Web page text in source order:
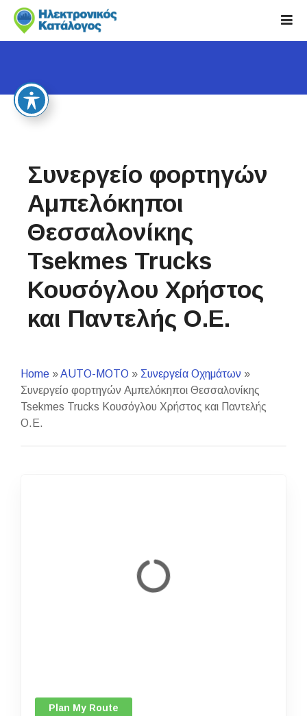
i
Συνεργείο φορτηγών
Αμπελόκηποι
Θεσσαλονίκης
Tsekmes Trucks
Κουσόγλου Χρήστος
και Παντελής Ο.Ε.
Home »AUTO-MOTO » Συνεργεία Οχημάτων »
Συνεργείο φορτηγών Αμπελόκηποι Θεσσαλονίκης
Tsekmes Trucks Κουσόγλου Χρήστος και Παντελής
Ο.Ε.
Plan My Route